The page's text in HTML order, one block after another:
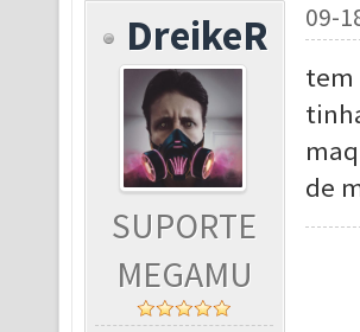
DreikeR
SUPORTE
MEGAMU
09-
tem
de